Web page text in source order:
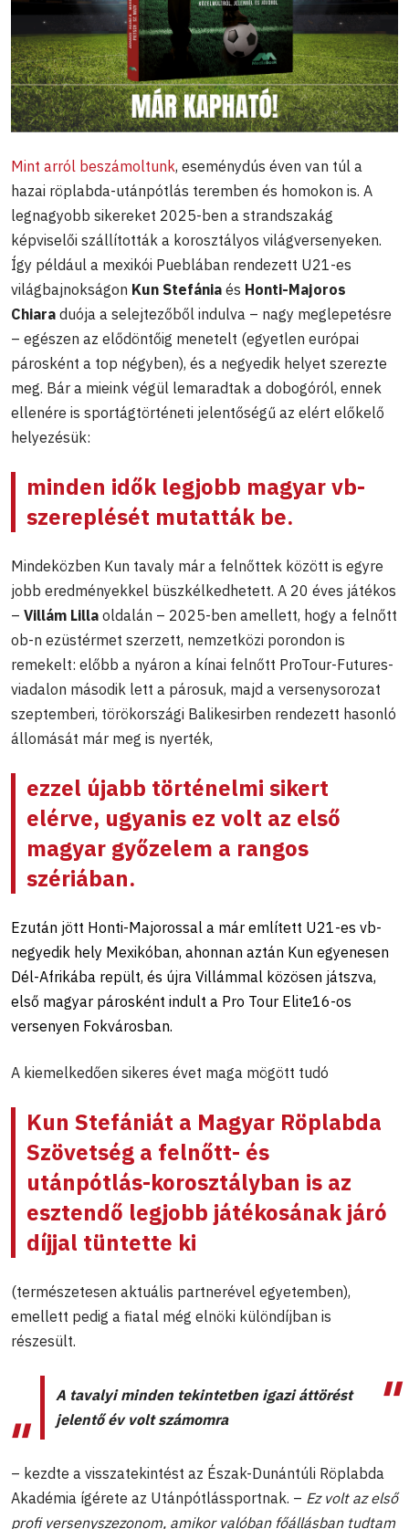
Mint arról beszámoltunk, eseménydús éven van túl a
hazai röplabda-utánpótlás teremben és homokon is. A
legnagyobb sikereket 2025-ben a strandszakág
képviselői szállították a korosztályos világversenyeken.
Így például a mexikói Pueblában rendezett U21-es
világbajnokságon Kun Stefánia és Honti-Majoros
Chiara duója a selejtezőből indulva – nagy meglepetésre
– egészen az elődöntőig menetelt (egyetlen európai
párosként a top négyben), és a negyedik helyet szerezte
meg. Bár a mieink végül lemaradtak a dobogóról, ennek
ellenére is sportágtörténeti jelentőségű az elért előkelő
helyezésük:
minden idők legjobb magyar vb-
szereplését mutatták be.
Mindeközben Kun tavaly már a felnőttek között is egyre
jobb eredményekkel büszkélkedhetett. A 20 éves játékos
– Villám Lilla oldalán – 2025-ben amellett, hogy a felnőtt
ob-n ezüstérmet szerzett, nemzetközi porondon is
remekelt: előbb a nyáron a kínai felnőtt ProTour-Futures-
viadalon második lett a párosuk, majd a versenysorozat
szeptemberi, törökországi Balikesirben rendezett hasonló
állomását már meg is nyerték,
ezzel újabb történelmi sikert
elérve, ugyanis ez volt az első
magyar győzelem a rangos
szériában.
Ezután jött Honti-Majorossal a már említett U21-es vb-
negyedik hely Mexikóban, ahonnan aztán Kun egyenesen
Dél-Afrikába repült, és újra Villámmal közösen játszva,
első magyar párosként indult a Pro Tour Elite16-os
versenyen Fokvárosban.
A kiemelkedően sikeres évet maga mögött tudó
Kun Stefániát a Magyar Röplabda
Szövetség a felnőtt- és
utánpótlás-korosztályban is az
esztendő legjobb játékosának járó
díjjal tüntette ki
(természetesen aktuális partnerével egyetemben),
emellett pedig a fiatal még elnöki különdíjban is
részesült.
A tavalyi minden tekintetben igazi áttörést
jelentő év volt számomra
– kezdte a visszatekintést az Észak-Dunántúli Röplabda
Akadémia ígérete az Utánpótlássportnak. – Ez volt az első
profi versenyszezonom, amikor valóban főállásban tudtam